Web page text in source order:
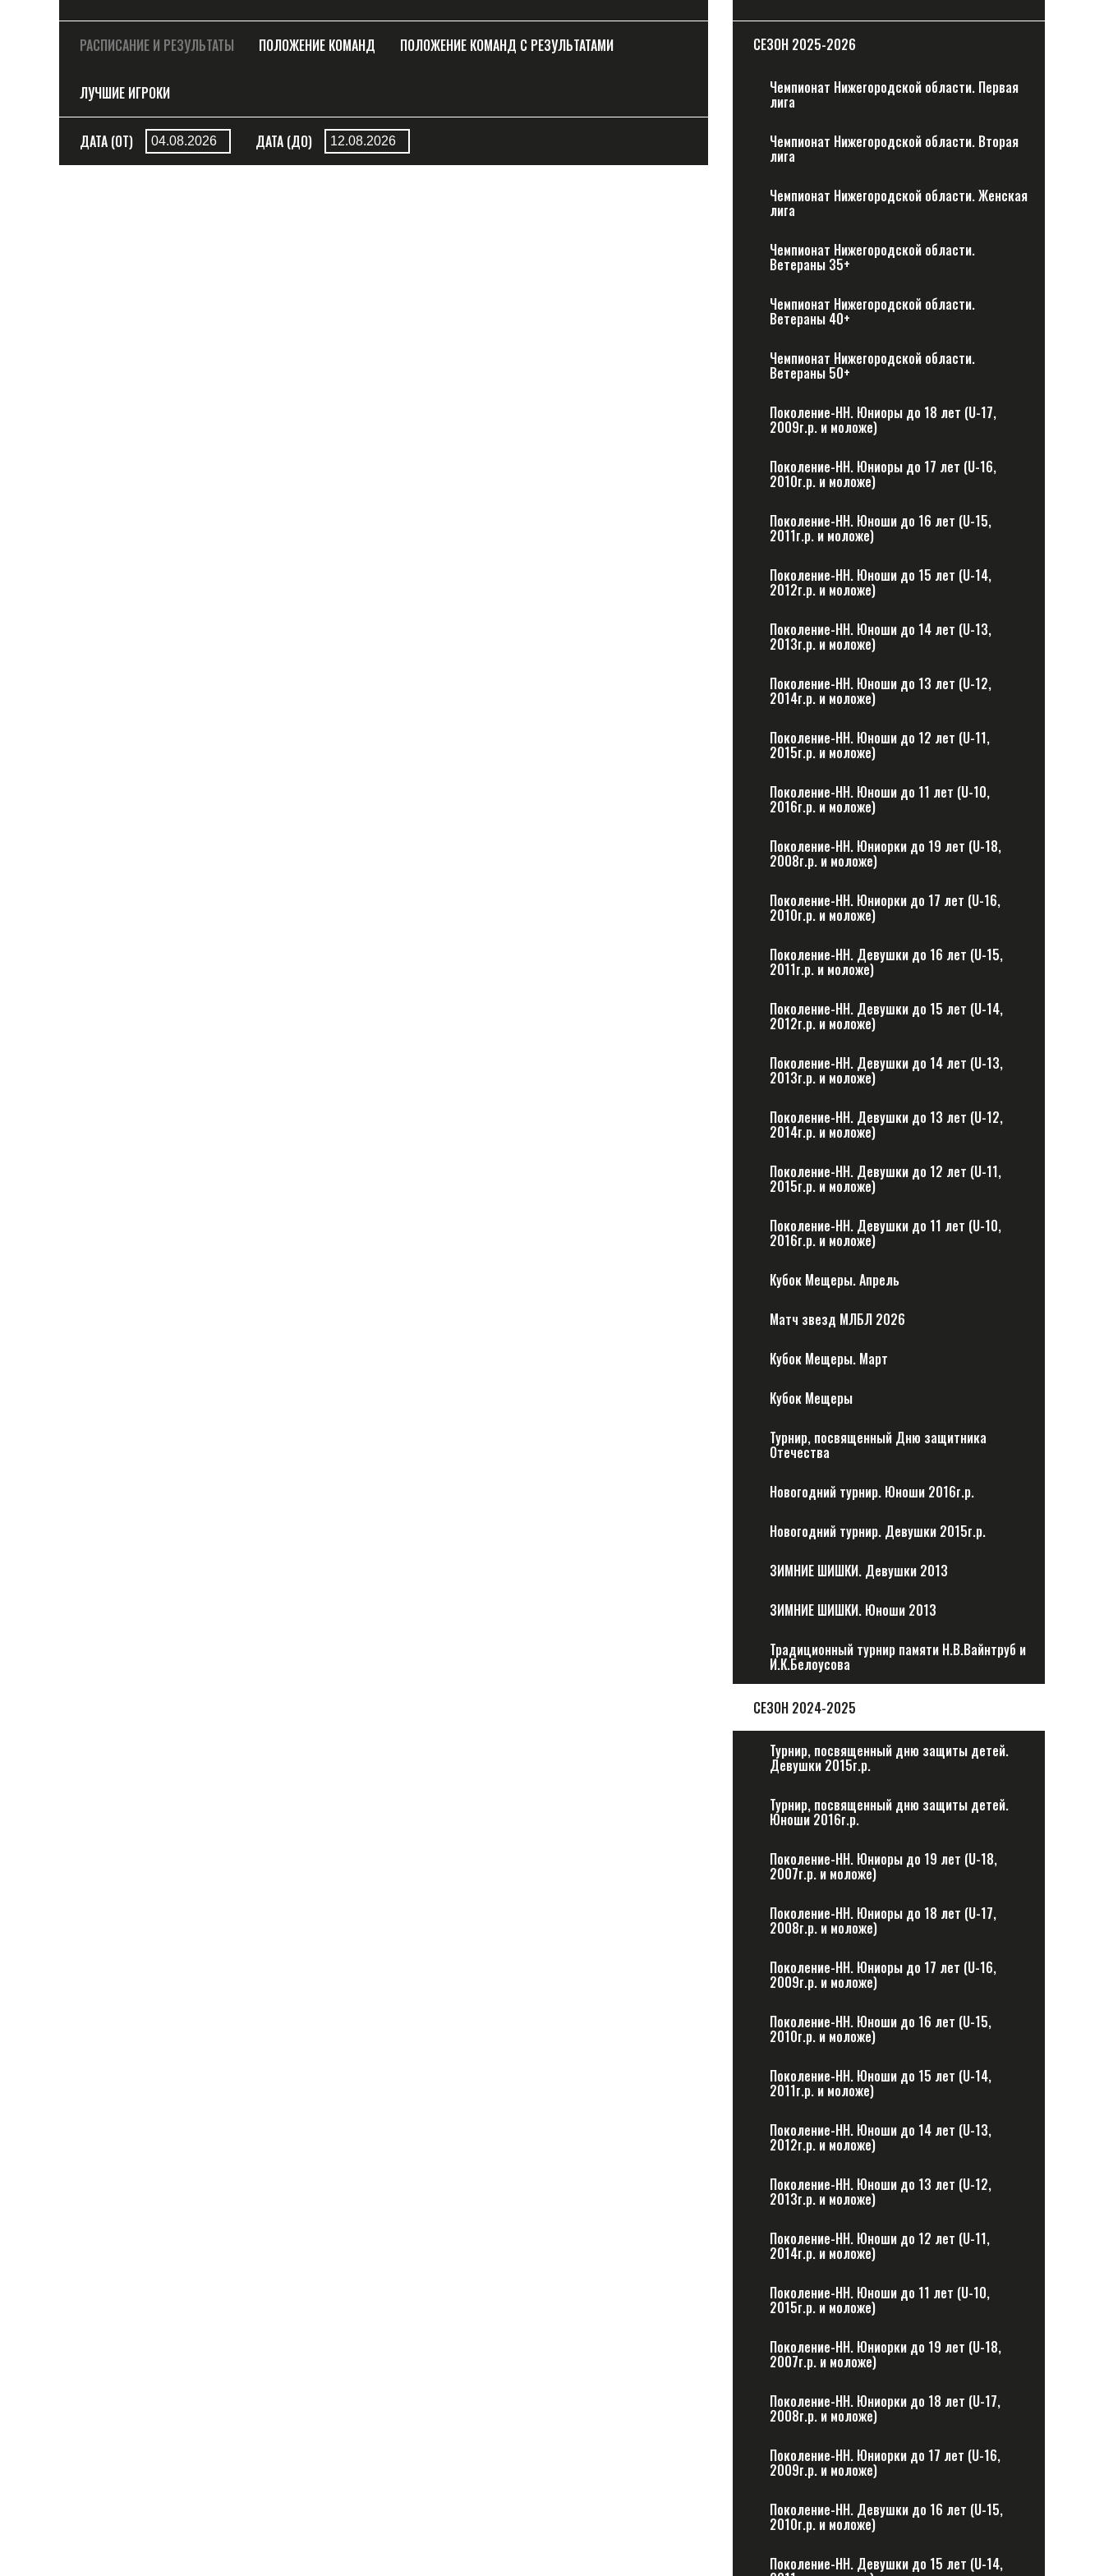
РАСПИСАНИЕ И РЕЗУЛЬТАТЫ ПОЛОЖЕНИЕ КОМАНД ПОЛОЖЕНИЕ КОМАНД С РЕЗУЛЬТАТАМИ
ЛУЧШИЕ ИГРОКИ
ДАТА (ОТ) ДАТА (ДО)
СЕЗОН 2025-2026
Чемпионат Нижегородской области. Первая
лига
Чемпионат Нижегородской области. Вторая
лига
Чемпионат Нижегородской области. Женская
лига
Чемпионат Нижегородской области.
Ветераны 35+
Чемпионат Нижегородской области.
Ветераны 40+
Чемпионат Нижегородской области.
Ветераны 50+
Поколение-НН. Юниоры до 18 лет (U-17,
2009г.р. и моложе)
Поколение-НН. Юниоры до 17 лет (U-16,
2010г.р. и моложе)
Поколение-НН. Юноши до 16 лет (U-15,
2011г.р. и моложе)
Поколение-НН. Юноши до 15 лет (U-14,
2012г.р. и моложе)
Поколение-НН. Юноши до 14 лет (U-13,
2013г.р. и моложе)
Поколение-НН. Юноши до 13 лет (U-12,
2014г.р. и моложе)
Поколение-НН. Юноши до 12 лет (U-11,
2015г.р. и моложе)
Поколение-НН. Юноши до 11 лет (U-10,
2016г.р. и моложе)
Поколение-НН. Юниорки до 19 лет (U-18,
2008г.р. и моложе)
Поколение-НН. Юниорки до 17 лет (U-16,
2010г.р. и моложе)
Поколение-НН. Девушки до 16 лет (U-15,
2011г.р. и моложе)
Поколение-НН. Девушки до 15 лет (U-14,
2012г.р. и моложе)
Поколение-НН. Девушки до 14 лет (U-13,
2013г.р. и моложе)
Поколение-НН. Девушки до 13 лет (U-12,
2014г.р. и моложе)
Поколение-НН. Девушки до 12 лет (U-11,
2015г.р. и моложе)
Поколение-НН. Девушки до 11 лет (U-10,
2016г.р. и моложе)
Кубок Мещеры. Апрель
Матч звезд МЛБЛ 2026
Кубок Мещеры. Март
Кубок Мещеры
Турнир, посвященный Дню защитника
Отечества
Новогодний турнир. Юноши 2016г.р.
Новогодний турнир. Девушки 2015г.р.
ЗИМНИЕ ШИШКИ. Девушки 2013
ЗИМНИЕ ШИШКИ. Юноши 2013
Традиционный турнир памяти Н.В.Вайнтруб и
И.К.Белоусова
CЕЗОН 2024-2025
Турнир, посвященный дню защиты детей.
Девушки 2015г.р.
Турнир, посвященный дню защиты детей.
Юноши 2016г.р.
Поколение-НН. Юниоры до 19 лет (U-18,
2007г.р. и моложе)
Поколение-НН. Юниоры до 18 лет (U-17,
2008г.р. и моложе)
Поколение-НН. Юниоры до 17 лет (U-16,
2009г.р. и моложе)
Поколение-НН. Юноши до 16 лет (U-15,
2010г.р. и моложе)
Поколение-НН. Юноши до 15 лет (U-14,
2011г.р. и моложе)
Поколение-НН. Юноши до 14 лет (U-13,
2012г.р. и моложе)
Поколение-НН. Юноши до 13 лет (U-12,
2013г.р. и моложе)
Поколение-НН. Юноши до 12 лет (U-11,
2014г.р. и моложе)
Поколение-НН. Юноши до 11 лет (U-10,
2015г.р. и моложе)
Поколение-НН. Юниорки до 19 лет (U-18,
2007г.р. и моложе)
Поколение-НН. Юниорки до 18 лет (U-17,
2008г.р. и моложе)
Поколение-НН. Юниорки до 17 лет (U-16,
2009г.р. и моложе)
Поколение-НН. Девушки до 16 лет (U-15,
2010г.р. и моложе)
Поколение-НН. Девушки до 15 лет (U-14,